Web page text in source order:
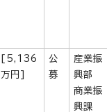
[5,136
万円]
公
募
産業振
興部
商業振
興課